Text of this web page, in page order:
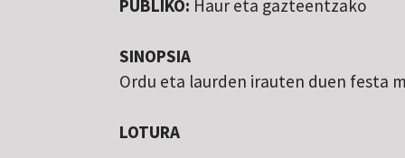
PUBLIKO: Haur eta gazteentzako
SINOPSIA
Ordu eta laurden irauten duen festa
LOTURA